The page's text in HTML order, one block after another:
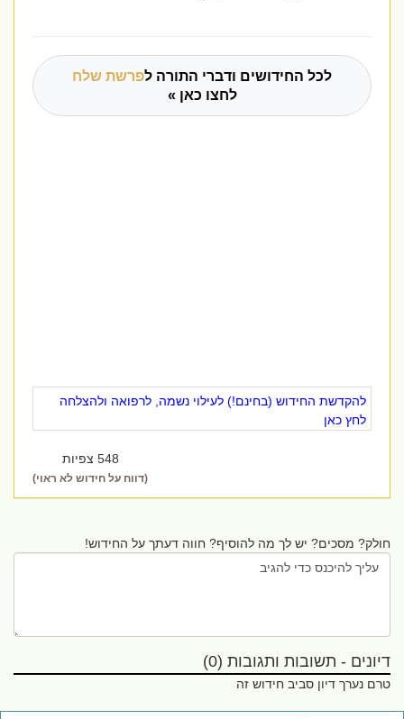
לכל החידושים ודברי התורה לפרשת שלח
לחצו כאן »
להקדשת החידוש (בחינם!) לעילוי נשמה, לרפואה ולהצלחה
לחץ כאן
548 צפיות
(דווח על חידוש לא ראוי)
חולק? מסכים? יש לך מה להוסיף? חווה דעתך על החידוש!
דיונים - תשובות ותגובות (0)
טרם נערך דיון סביב חידוש זה